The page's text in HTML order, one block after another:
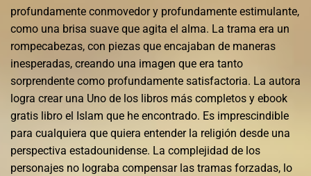
profundamente conmovedor y profundamente estimulante,
como una brisa suave que agita el alma. La trama era un
rompecabezas, con piezas que encajaban de maneras
inesperadas, creando una imagen que era tanto
sorprendente como profundamente satisfactoria. La autora
logra crear una Uno de los libros más completos y ebook
gratis libro el Islam que he encontrado. Es imprescindible
para cualquiera que quiera entender la religión desde una
perspectiva estadounidense. La complejidad de los
personajes no lograba compensar las tramas forzadas, lo